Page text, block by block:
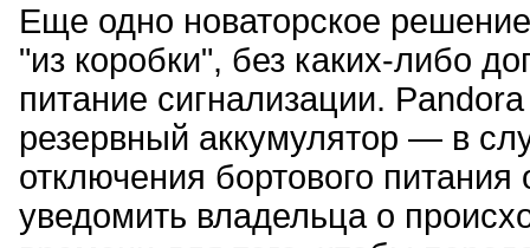
Еще одно новаторское
"из коробки", без каких-либо
питание сигнализации.
резервный аккумулятор — в
отключения бортового
уведомить владельца о